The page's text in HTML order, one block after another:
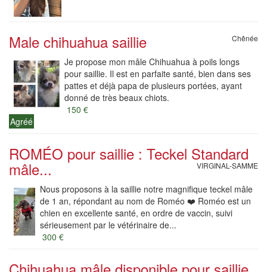
Male chihuahua saillie Chênée
Je propose mon mâle Chihuahua à poils longs
pour saillie. Il est en parfaite santé, bien dans ses
pattes et déjà papa de plusieurs portées, ayant
donné de très beaux chiots.
150 €
Agréé
ROMÉO pour saillie : Teckel Standard
mâle... VIRGINAL-SAMME
Nous proposons à la saillie notre magnifique teckel mâle
de 1 an, répondant au nom de Roméo ❤️ Roméo est un
chien en excellente santé, en ordre de vaccin, suivi
sérieusement par le vétérinaire de...
300 €